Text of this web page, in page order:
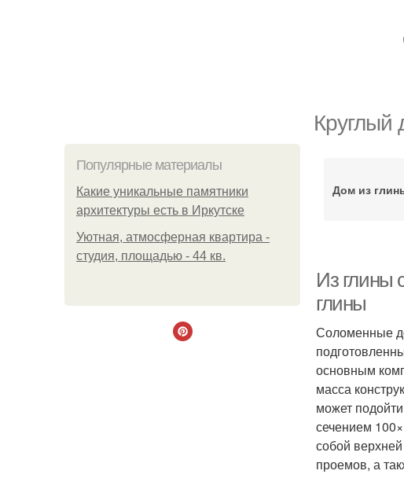
Круглый
Популярные материалы
Какие уникальные памятники
архитектуры есть в Иркутске
Уютная, атмосферная квартира -
студия, площадью - 44 кв.
Дом из
Из глины
глины
Соломенные
основным
масса
может
сечением
собой
проемов, а